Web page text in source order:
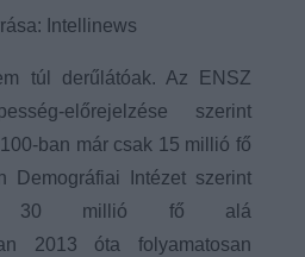
Intellinews
túl derűlátóak. Az ENSZ
előrejelzése szerint
ban már csak 15 millió fő
Demográfiai Intézet szerint
30 millió fő alá
2013 óta folyamatosan